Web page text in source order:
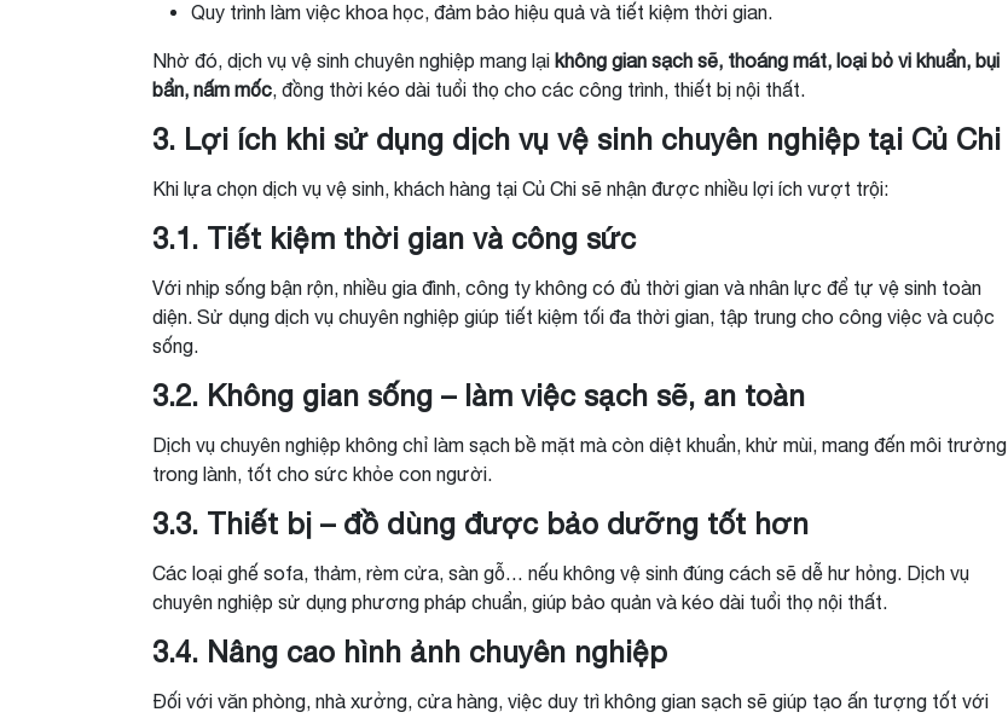
Quy trình làm việc khoa học, đảm bảo hiệu quả và tiết kiệm thời gian.
Nhờ đó, dịch vụ vệ sinh chuyên nghiệp mang lại không gian sạch sẽ, thoáng mát, loại bỏ vi khuẩn, bụi
bẩn, nấm mốc, đồng thời kéo dài tuổi thọ cho các công trình, thiết bị nội thất.
3. Lợi ích khi sử dụng dịch vụ vệ sinh chuyên nghiệp tại Củ Chi
Khi lựa chọn dịch vụ vệ sinh, khách hàng tại Củ Chi sẽ nhận được nhiều lợi ích vượt trội:
3.1. Tiết kiệm thời gian và công sức
Với nhịp sống bận rộn, nhiều gia đình, công ty không có đủ thời gian và nhân lực để tự vệ sinh toàn
diện. Sử dụng dịch vụ chuyên nghiệp giúp tiết kiệm tối đa thời gian, tập trung cho công việc và cuộc
sống.
3.2. Không gian sống – làm việc sạch sẽ, an toàn
Dịch vụ chuyên nghiệp không chỉ làm sạch bề mặt mà còn diệt khuẩn, khử mùi, mang đến môi trường
trong lành, tốt cho sức khỏe con người.
3.3. Thiết bị – đồ dùng được bảo dưỡng tốt hơn
Các loại ghế sofa, thảm, rèm cửa, sàn gỗ… nếu không vệ sinh đúng cách sẽ dễ hư hỏng. Dịch vụ
chuyên nghiệp sử dụng phương pháp chuẩn, giúp bảo quản và kéo dài tuổi thọ nội thất.
3.4. Nâng cao hình ảnh chuyên nghiệp
Đối với văn phòng, nhà xưởng, cửa hàng, việc duy trì không gian sạch sẽ giúp tạo ấn tượng tốt với